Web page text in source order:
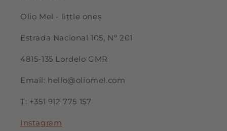
Olio Mel - little ones
Estrada Nacional 105, Nº 201
4815-135 Lordelo GMR
Email: hello@oliomel.com
T: +351 912 775 157
Instagram